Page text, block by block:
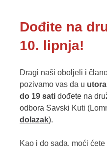
Dođite na
10. lipnja!
Dragi naši oboljeli i
pozivamo vas da u
do 19 sati dođete na
odbora Savski Kuti
dolazak).
Kao i do sada, moći